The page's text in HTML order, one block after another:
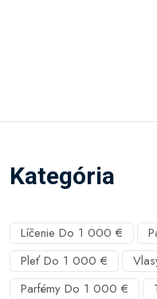
Kategória
Líčenie Do 1 000 €
Pleť Do 1 000 €
Parfémy Do 1 000 €